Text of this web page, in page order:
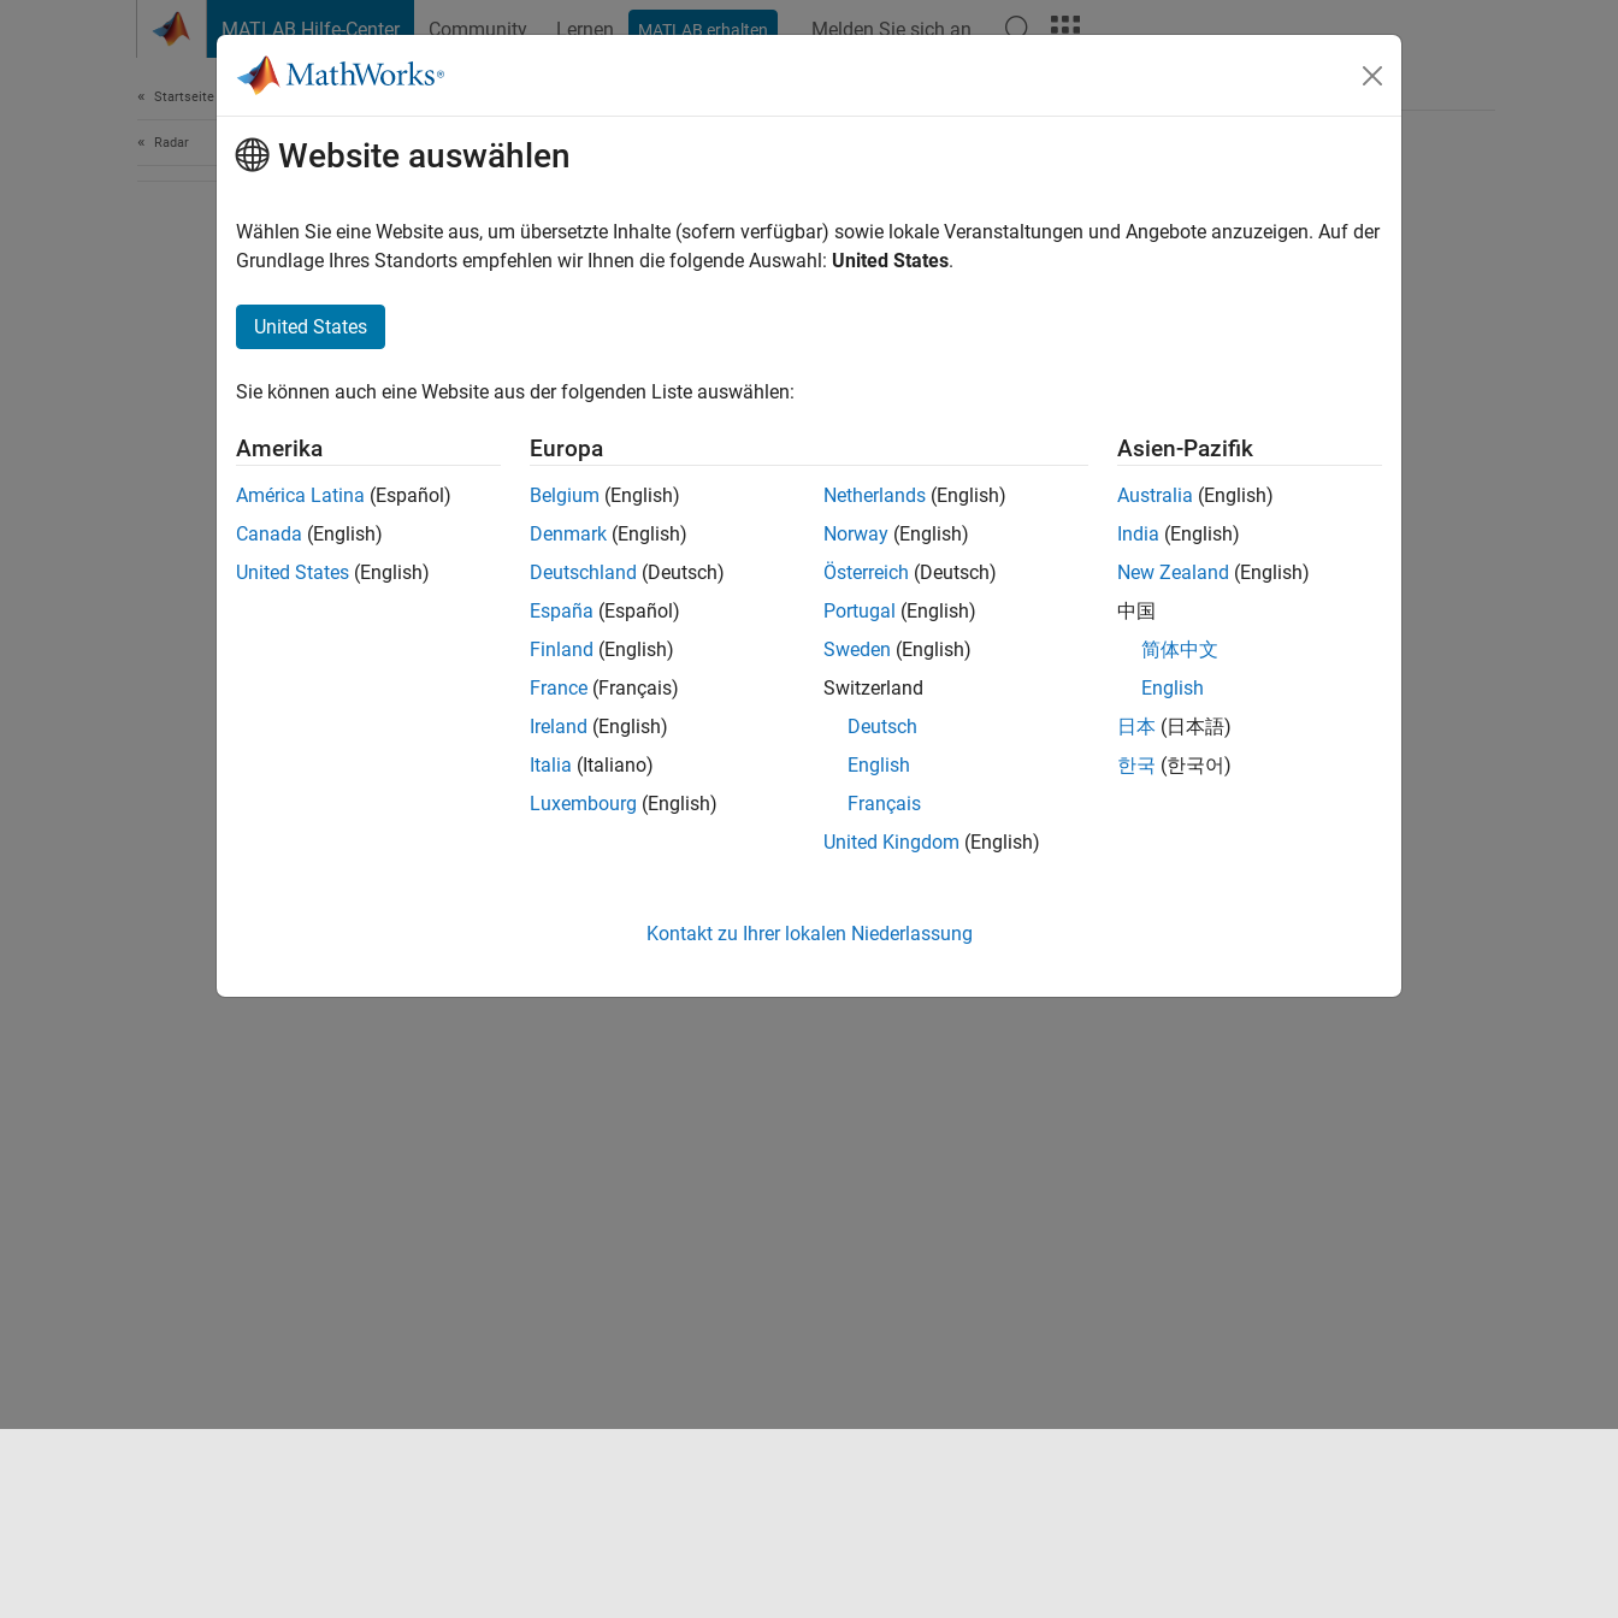
MATLAB Hilfe-Center Community Lernen MATLAB erhalten Melden Sie sich an
Startseite der Dokumentation
Radar
How useful was this information?
Website auswählen
Wählen Sie eine Website aus, um übersetzte Inhalte (sofern verfügbar) sowie lokale Veranstaltungen und Angebote anzuzeigen. Auf der
Grundlage Ihres Standorts empfehlen wir Ihnen die folgende Auswahl: United States.
United States
Sie können auch eine Website aus der folgenden Liste auswählen:
Amerika
América Latina (Español)
Canada (English)
United States (English)
Europa
Belgium (English)
Denmark (English)
Deutschland (Deutsch)
España (Español)
Finland (English)
France (Français)
Ireland (English)
Italia (Italiano)
Luxembourg (English)
Netherlands (English)
Norway (English)
Österreich (Deutsch)
Portugal (English)
Sweden (English)
Switzerland
Deutsch
English
Français
United Kingdom (English)
Asien-Pazifik
Australia (English)
India (English)
New Zealand (English)
中国
简体中文
English
日本 (日本語)
한국 (한국어)
Kontakt zu Ihrer lokalen Niederlassung